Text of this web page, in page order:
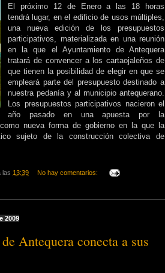
El próximo 12 de Enero a las 18 horas
tendrá lugar, en el edificio de usos múltiples,
una nueva edición de los presupuestos
participativos, materializada en una reunión
en la que el Ayuntamiento de Antequera
tratará de convencer a los cartaojaleños de
que tienen la posibilidad de elegir en que se
empleará parte del presupuesto destinado a
nuestra pedanía y al municipio antequerano.
Los presupuestos participativos nacieron el
año pasado en una apuesta por la
nueva forma de gobierno en la que la
sujeto de la construcción colectiva de
las 13:39 No hay comentarios:
2009
Antequera conecta a sus